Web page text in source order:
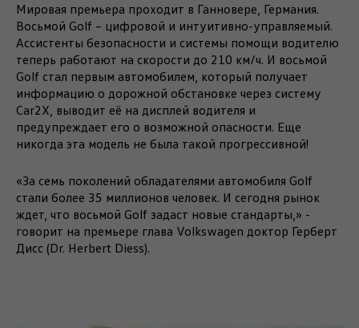
Мировая премьера проходит в Ганновере, Германия.
Восьмой Golf – цифровой и интуитивно-управляемый.
Ассистенты безопасности и системы помощи водителю
теперь работают на скорости до 210 км/ч. И восьмой
Golf стал первым автомобилем, который получает
информацию о дорожной обстановке через систему
Car2X, выводит её на дисплей водителя и
предупреждает его о возможной опасности. Еще
никогда эта модель не была такой прогрессивной!
«За семь поколений обладателями автомобиля Golf
стали более 35 миллионов человек. И сегодня рынок
ждет, что восьмой Golf задаст новые стандарты,» -
говорит на премьере глава Volkswagen доктор Герберт
Дисс (Dr. Herbert Diess).